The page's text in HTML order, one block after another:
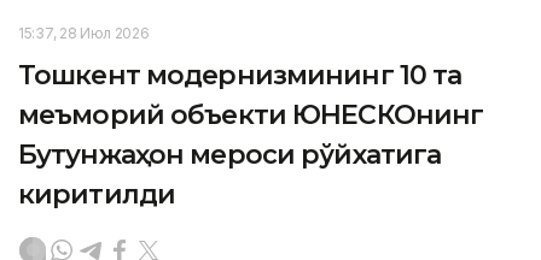
15:37, 28 Июл 2026
Тошкент модернизмининг 10 та
меъморий объекти ЮНEСКОнинг
Бутунжаҳон мероси рўйхатига
киритилди